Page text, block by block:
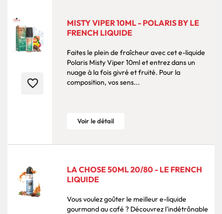
favorite_border
MISTY VIPER 10ML - POLARIS BY LE
FRENCH LIQUIDE
Faites le plein de fraîcheur avec cet e-liquide
Polaris Misty Viper 10ml et entrez dans un
nuage à la fois givré et fruité. Pour la
composition, vos sens...
Voir le détail
LA CHOSE 50ML 20/80 - LE FRENCH
LIQUIDE
Vous voulez goûter le meilleur e-liquide
gourmand au café ? Découvrez l'indétrônable